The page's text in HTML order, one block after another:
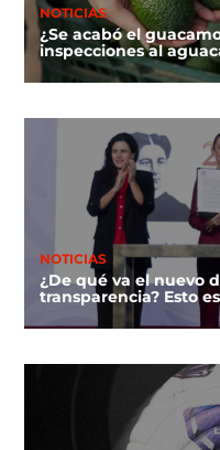
NOTICIAS
¿Se acabó el
inspecciones al
NOTICIAS
¿De qué va el nuevo
transparencia? Esto